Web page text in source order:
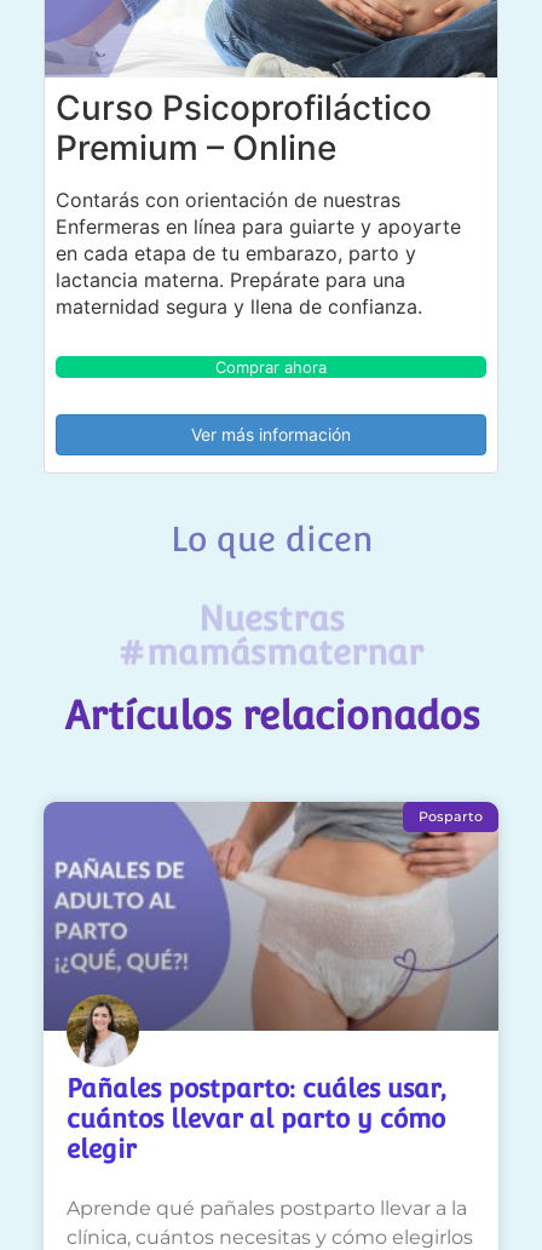
Curso Psicoprofiláctico
Premium – Online
Contarás con orientación de nuestras
Enfermeras en línea para guiarte y apoyarte
en cada etapa de tu embarazo, parto y
lactancia materna. Prepárate para una
maternidad segura y llena de confianza.
Comprar ahora
Ver más información
Lo que dicen
Nuestras
#mamásmaternar
Artículos relacionados
Posparto
Pañales postparto: cuáles usar,
cuántos llevar al parto y cómo
elegir
Aprende qué pañales postparto llevar a la
clínica, cuántos necesitas y cómo elegirlos